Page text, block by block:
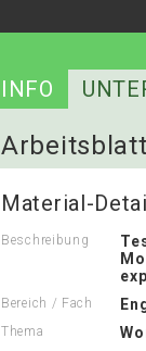
INFO
Material-
Beschreibung
Bereich / Fach
Thema